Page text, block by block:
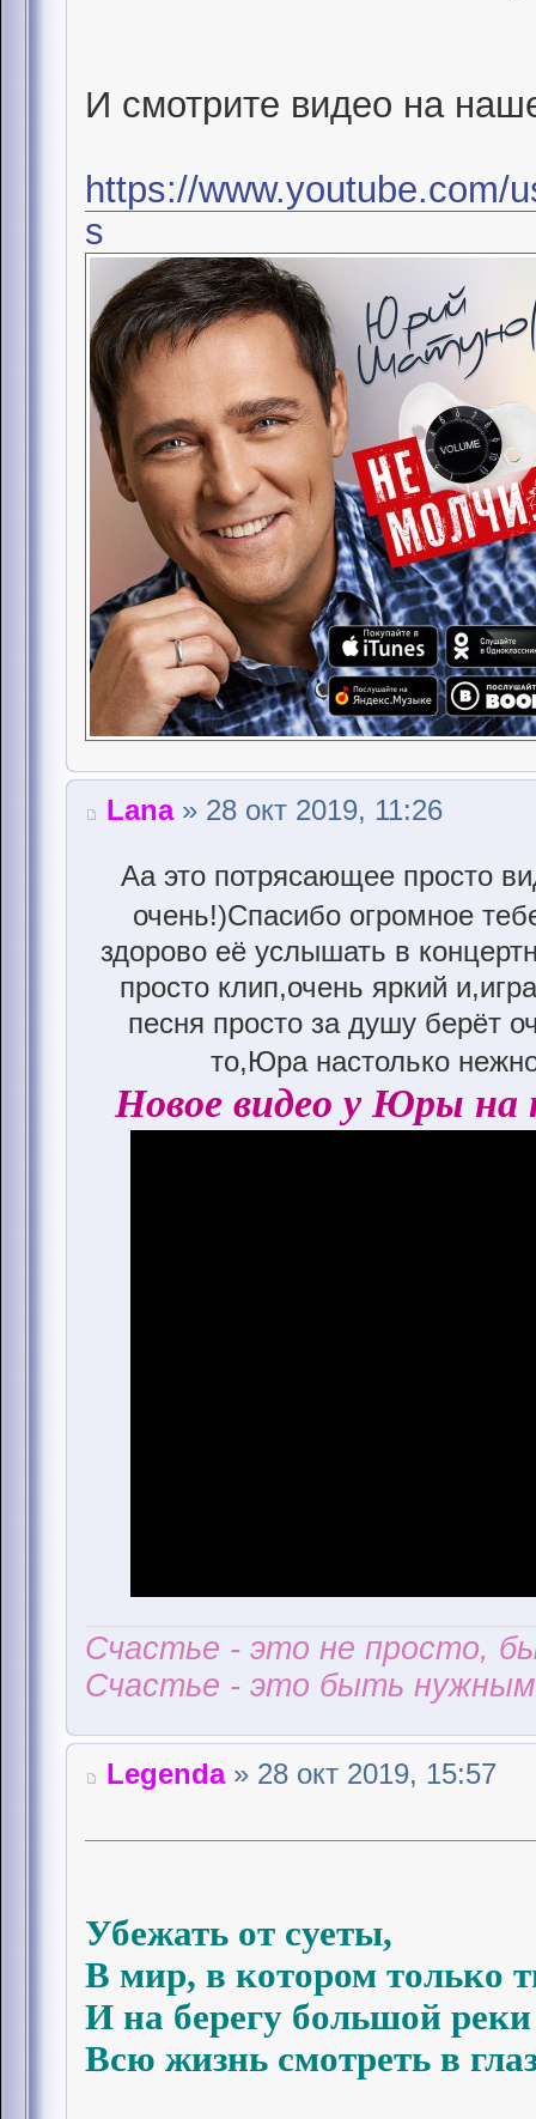
И смотрите видео на
https://www.youtube.com/
s
Lana» 28 окт 2019, 11:26
Аа это потрясающее просто
очень!)Спасибо огромное
здорово её услышать в
просто клип,очень яркий
песня просто за душу берёт
то,Юра настолько
Новое видео у Юры на
Счастье - это не просто,
Счастье - это быть
Legenda» 28 окт 2019, 15:57
Убежать от суеты,
В мир, в котором только
И на берегу большой реки
Всю жизнь смотреть в